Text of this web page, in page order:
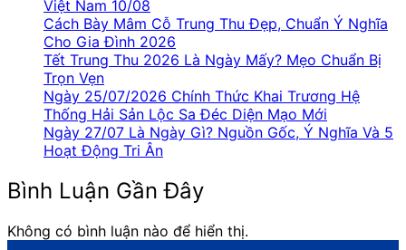
Việt Nam 10/08
Cách Bày Mâm Cỗ Trung Thu Đẹp, Chuẩn Ý Nghĩa
Cho Gia Đình 2026
Tết Trung Thu 2026 Là Ngày Mấy? Mẹo Chuẩn Bị
Trọn Vẹn
Ngày 25/07/2026 Chính Thức Khai Trương Hệ
Thống Hải Sản Lộc Sa Đéc Diện Mạo Mới
Ngày 27/07 Là Ngày Gì? Nguồn Gốc, Ý Nghĩa Và 5
Hoạt Động Tri Ân
Bình Luận Gần Đây
Không có bình luận nào để hiển thị.